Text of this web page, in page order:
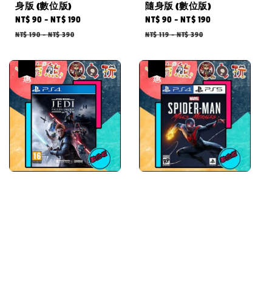
身版 (數位版)
Sale
price
NT$ 90 -NT$ 190
NT$ 190-NT$ 390
隨身版 (數位版)
Sale
price
NT$ 90 -NT$ 190
NT$ 119-NT$ 390